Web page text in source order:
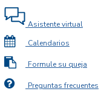
Asistente virtual
Calendarios
Formule su queja
Preguntas frecuentes